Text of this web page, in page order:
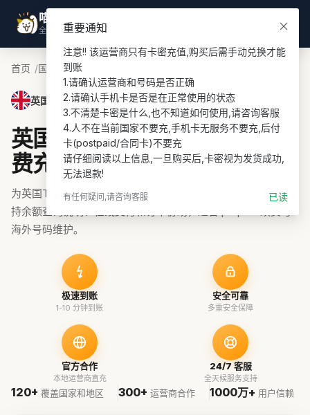
喵喵游全球
全球话费充值专家
首页 国家 英国话费充值
英国 · Tesco Mobile PIN UK
英国Tesco Mobile PIN UK话
费充值
为英国Tesco Mobile PIN UK号码充值话费、流量或套餐，支
持余额查询说明、在线支付和订单协助，适合 prepaid 续费与
海外号码维护。
极速到账
1-10 分钟到账
安全可靠
多重安全保障
官方合作
本地运营商直充
24/7 客服
全天候服务支持
120+ 覆盖国家和地区 300+ 运营商合作 1000万+ 用户信赖
重要通知
注意!! 该运营商只有卡密充值,购买后需手动兑换才能
到账
1.请确认运营商和号码是否正确
2.请确认手机卡是否是在正常使用的状态
3.不清楚卡密是什么,也不知道如何使用,请咨询客服
4.人不在当前国家不要充,手机卡无服务不要充,后付
卡(postpaid/合同卡)不要充
请仔细阅读以上信息,一旦购买后,卡密视为发货成功,
无法退款!
有任何疑问,请咨询客服 已读